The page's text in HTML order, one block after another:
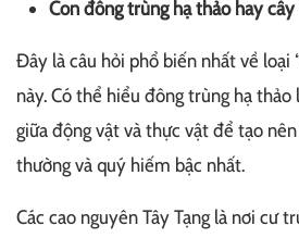
Con đông trùng hạ thảo hay
Đây là câu hỏi phổ biến nhất về loại
này. Có thể hiểu đông trùng hạ thảo
giữa động vật và thực vật để tạo
thường và quý hiếm bậc nhất.
Các cao nguyên Tây Tạng là nơi cư